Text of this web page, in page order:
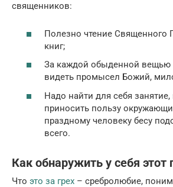
священников:
Полезно чтение Священного
книг;
За каждой обыденной вещью
видеть промысел Божий,
Надо найти для себя занятие,
приносить пользу
праздному человеку бесу
всего.
Как обнаружить у себя этот
Что это за грех – сребролюбие,